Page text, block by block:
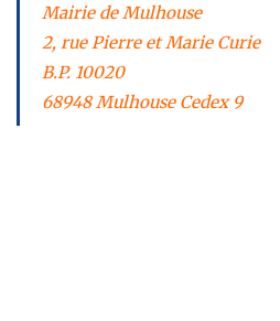
Mairie de Mulhouse
2, rue Pierre et Marie Curie
B.P. 10020
68948 Mulhouse Cedex 9